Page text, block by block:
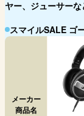
ヤー、ジューサー
スマイルSALE ゴ
メーカー
商品名